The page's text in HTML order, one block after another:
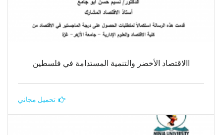
االاقتصاد الأخضر والتنمية المستدامة في فلسطين
تحميل مجاني